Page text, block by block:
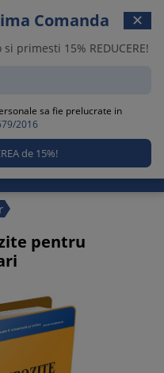
45 12

Comanda ✕
primesti 15% REDUCERE!
sa fie prelucrate in
2016
pentru